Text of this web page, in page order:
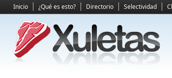
Inicio ¿Qué es esto? Directorio Selectividad